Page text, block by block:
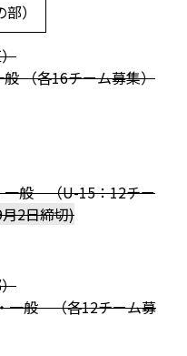
）
（各16チーム募集）
般 （U-15：12チー
2日締切)
般 （各12チーム募